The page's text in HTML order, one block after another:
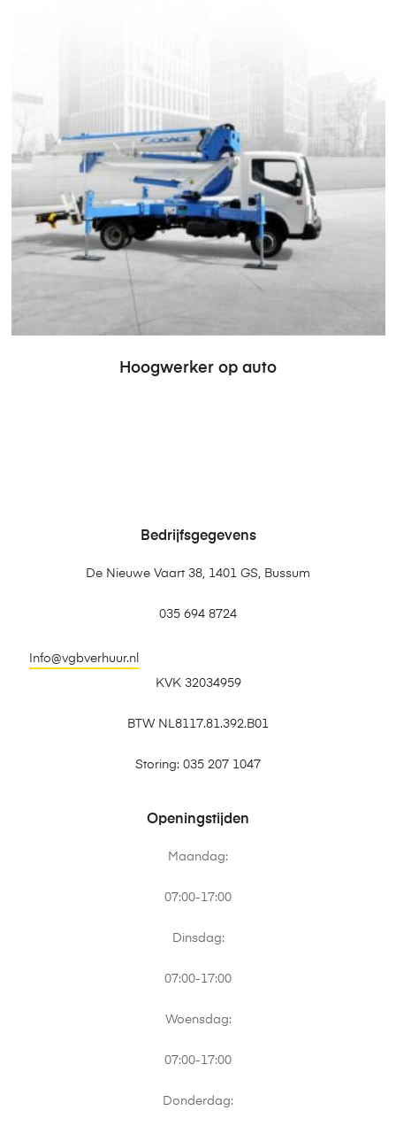
Hoogwerker op auto
Bedrijfsgegevens
De Nieuwe Vaart 38, 1401 GS, Bussum
035 694 8724
Info@vgbverhuur.nl
KVK 32034959
BTW NL8117.81.392.B01
Storing: 035 207 1047
Openingstijden
Maandag:
07:00-17:00
Dinsdag:
07:00-17:00
Woensdag:
07:00-17:00
Donderdag: